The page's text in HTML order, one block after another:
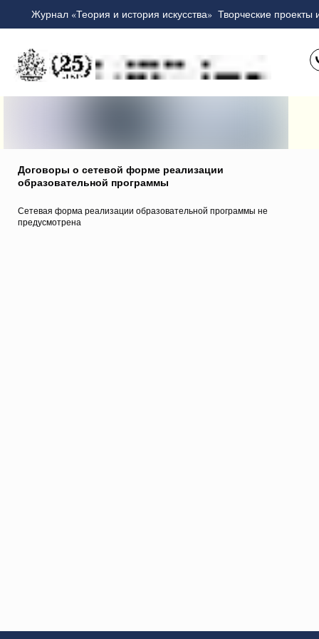
Журнал «Теория и история искусства» Творческие проекты
Сетевая форма реализации образовательной программы не
предусмотрена
Договоры о сетевой форме реализации
образовательной программы